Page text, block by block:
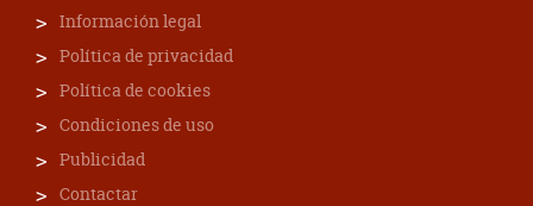
Información legal
Política de privacidad
Política de cookies
Condiciones de uso
Publicidad
Contactar